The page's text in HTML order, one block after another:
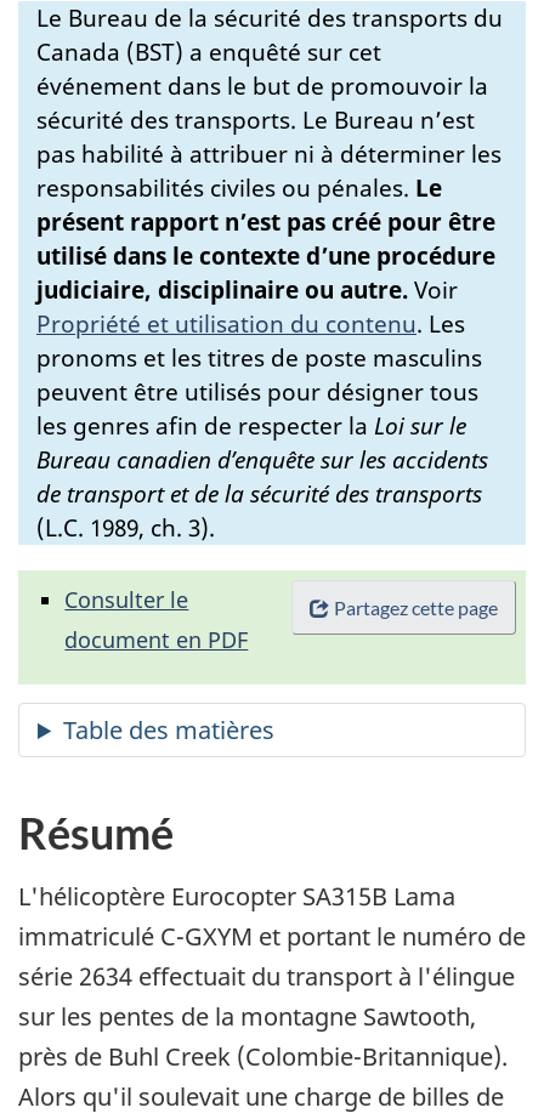
Le Bureau de la sécurité des transports du
Canada (BST) a enquêté sur cet
événement dans le but de promouvoir la
sécurité des transports. Le Bureau n’est
pas habilité à attribuer ni à déterminer les
responsabilités civiles ou pénales. Le
présent rapport n’est pas créé pour être
utilisé dans le contexte d’une procédure
judiciaire, disciplinaire ou autre.Voir
Propriété et utilisation du contenu. Les
pronoms et les titres de poste masculins
peuvent être utilisés pour désigner tous
les genres afin de respecter la Loi sur le
Bureau canadien d’enquête sur les accidents
de transport et de la sécurité des transports
(L.C. 1989, ch. 3).
Partagez cette page
Consulter le
document en PDF
Résumé
L'hélicoptère Eurocopter SA315B Lama
immatriculé C-GXYM et portant le numéro de
série 2634 effectuait du transport à l'élingue
sur les pentes de la montagne Sawtooth,
près de Buhl Creek (Colombie-Britannique).
Alors qu'il soulevait une charge de billes de